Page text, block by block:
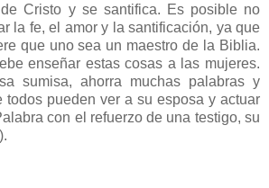
Cristo y se santifica. Es posible no
la fe, el amor y la santificación, ya que
que uno sea un maestro de la Biblia.
enseñar estas cosas a las mujeres.
sumisa, ahorra muchas palabras y
todos pueden ver a su esposa y actuar
con el refuerzo de una testigo, su